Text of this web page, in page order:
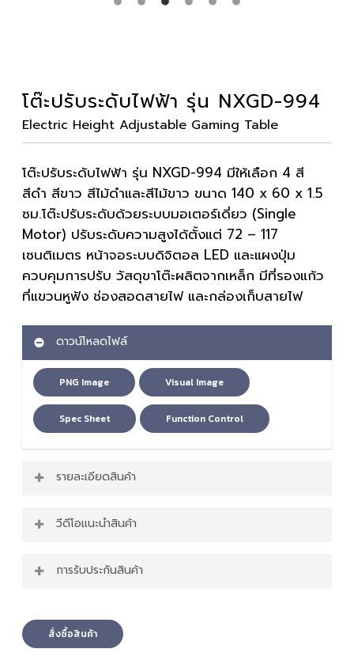
โต๊ะปรับระดับไฟฟ้า รุ่น NXGD-994
Electric Height Adjustable Gaming Table
โต๊ะปรับระดับไฟฟ้า รุ่น NXGD-994 มีให้เลือก 4 สี
สีดำ สีขาว สีไม้ดำและสีไม้ขาว ขนาด 140 x 60 x 1.5
ซม.โต๊ะปรับระดับด้วยระบบมอเตอร์เดี่ยว (Single
Motor) ปรับระดับความสูงได้ตั้งแต่ 72 – 117
เซนติเมตร หน้าจอระบบดิจิตอล LED และแผงปุ่ม
ควบคุมการปรับ วัสดุขาโต๊ะผลิตจากเหล็ก มีที่รองแก้ว
ที่แขวนหูฟัง ช่องสอดสายไฟ และกล่องเก็บสายไฟ
ดาวน์โหลดไฟล์
PNG Image Visual Image
Spec Sheet Function Control
รายละเอียดสินค้า
มีให้เลือก 4 สี สีดำ สีขาว สีไม้ดำและสีไม้ขาว
มีจอแสดงผล LED และแผงควบคุมโต๊ะ
ปุ่ม Reminder เพื่อเตือนการนั่งหรือยืนนานเกิน
วีดีโอแนะนำสินค้า
การรับประกันสินค้า
สั่งซื้อสินค้า